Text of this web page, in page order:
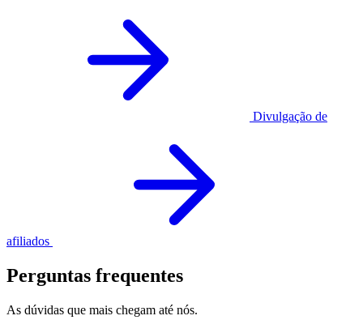
Divulgação de
afiliados
Perguntas frequentes
As dúvidas que mais chegam até nós.